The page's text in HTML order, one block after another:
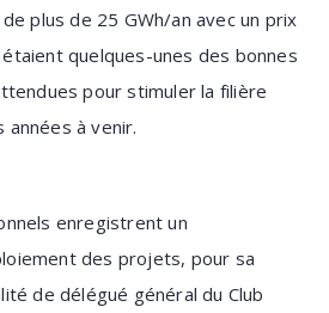
plus de 25 GWh/an avec un prix
quelques-unes des bonnes
pour stimuler la filière
années à venir.
enregistrent un
des projets, pour sa
de délégué général du Club